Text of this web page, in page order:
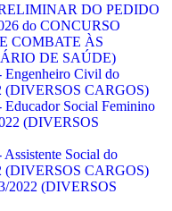
DO PEDIDO
do CONCURSO
COMBATE ÀS
DE SAÚDE)
Engenheiro Civil do
(DIVERSOS CARGOS)
Educador Social Feminino
(DIVERSOS
Social do
(DIVERSOS CARGOS)
2022 (DIVERSOS